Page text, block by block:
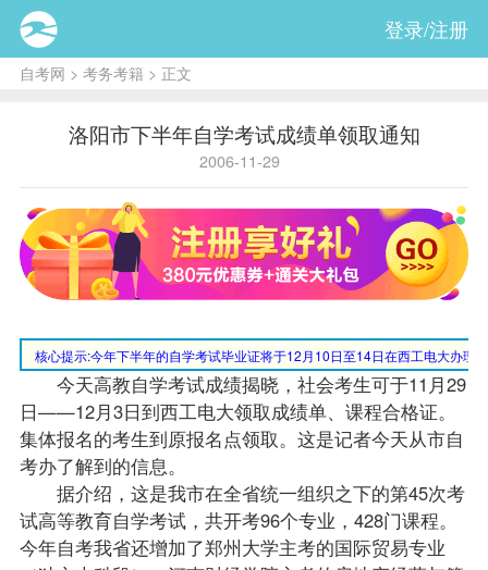
登录/注册
自考网 > 考务考籍 > 正文
洛阳市下半年自学考试成绩单领取通知
2006-11-29
核心提示:今年下半年的自学考试毕业证将于12月10日至14日在西工电大办理
今天高教自学考试成绩揭晓，社会考生可于11月29
日——12月3日到西工电大领取成绩单、 课程合格证。
集体报名的考生到原报名点领取。这是记者今天从市自
考办了解到的信息。
据介绍，这是我市在全省统一组织之下的第45次考
试高等教育自学考试，共开考96个专业，428门课程。
今年自考我省还增加了郑州大学主考的国际贸易专业